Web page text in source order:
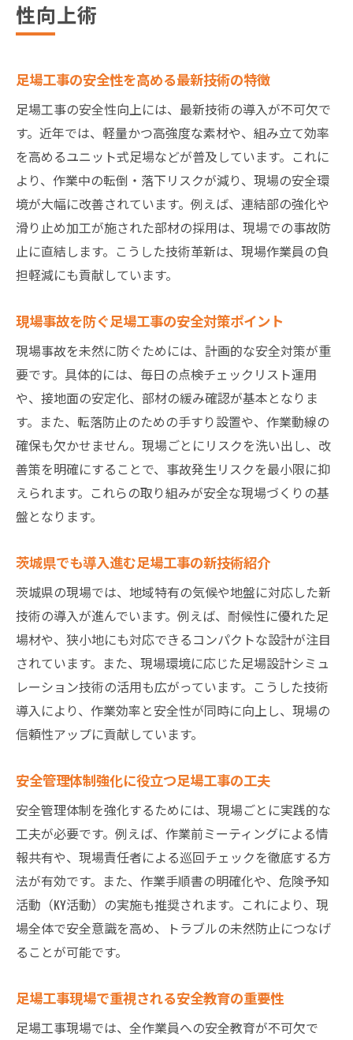
性向上術
足場工事の安全性を高める最新技術の特徴
足場工事の安全性向上には、最新技術の導入が不可欠で
す。近年では、軽量かつ高強度な素材や、組み立て効率
を高めるユニット式足場などが普及しています。これに
より、作業中の転倒・落下リスクが減り、現場の安全環
境が大幅に改善されています。例えば、連結部の強化や
滑り止め加工が施された部材の採用は、現場での事故防
止に直結します。こうした技術革新は、現場作業員の負
担軽減にも貢献しています。
現場事故を防ぐ足場工事の安全対策ポイント
現場事故を未然に防ぐためには、計画的な安全対策が重
要です。具体的には、毎日の点検チェックリスト運用
や、接地面の安定化、部材の緩み確認が基本となりま
す。また、転落防止のための手すり設置や、作業動線の
確保も欠かせません。現場ごとにリスクを洗い出し、改
善策を明確にすることで、事故発生リスクを最小限に抑
えられます。これらの取り組みが安全な現場づくりの基
盤となります。
茨城県でも導入進む足場工事の新技術紹介
茨城県の現場では、地域特有の気候や地盤に対応した新
技術の導入が進んでいます。例えば、耐候性に優れた足
場材や、狭小地にも対応できるコンパクトな設計が注目
されています。また、現場環境に応じた足場設計シミュ
レーション技術の活用も広がっています。こうした技術
導入により、作業効率と安全性が同時に向上し、現場の
信頼性アップに貢献しています。
安全管理体制強化に役立つ足場工事の工夫
安全管理体制を強化するためには、現場ごとに実践的な
工夫が必要です。例えば、作業前ミーティングによる情
報共有や、現場責任者による巡回チェックを徹底する方
法が有効です。また、作業手順書の明確化や、危険予知
活動（KY活動）の実施も推奨されます。これにより、現
場全体で安全意識を高め、トラブルの未然防止につなげ
ることが可能です。
足場工事現場で重視される安全教育の重要性
足場工事現場では、全作業員への安全教育が不可欠で